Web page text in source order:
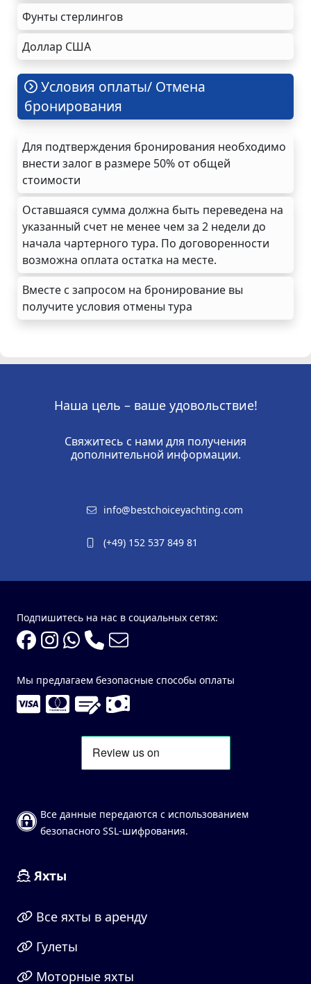
Фунты стерлингов
Доллар США
Условия оплаты/ Отмена
бронирования
Для подтверждения бронирования необходимо
внести залог в размере 50% от общей
стоимости
Оставшаяся сумма должна быть переведена на
указанный счет не менее чем за 2 недели до
начала чартерного тура. По договоренности
возможна оплата остатка на месте.
Вместе с запросом на бронирование вы
получите условия отмены тура
Наша цель – ваше удовольствие!
Свяжитесь с нами для получения
дополнительной информации.
info@bestchoiceyachting.com
(+49) 152 537 849 81
Подпишитесь на нас в социальных сетях:
Мы предлагаем безопасные способы оплаты
Все данные передаются с использованием
безопасного SSL-шифрования.
Яхты
Все яхты в аренду
Гулеты
Моторные яхты